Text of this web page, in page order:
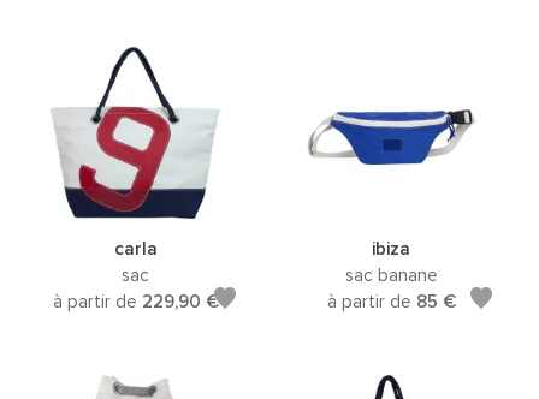
carla
sac
à partir de 229,90 €
ibiza
sac banane
à partir de 85 €